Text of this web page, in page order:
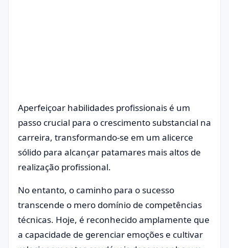
Aperfeiçoar habilidades profissionais é um
passo crucial para o crescimento substancial na
carreira, transformando-se em um alicerce
sólido para alcançar patamares mais altos de
realização profissional.
No entanto, o caminho para o sucesso
transcende o mero domínio de competências
técnicas. Hoje, é reconhecido amplamente que
a capacidade de gerenciar emoções e cultivar